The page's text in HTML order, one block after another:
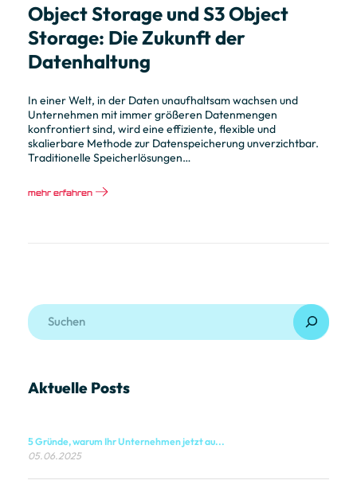
Object Storage und S3 Object
Storage: Die Zukunft der
Datenhaltung
In einer Welt, in der Daten unaufhaltsam wachsen und
Unternehmen mit immer größeren Datenmengen
konfrontiert sind, wird eine effiziente, flexible und
skalierbare Methode zur Datenspeicherung unverzichtbar.
Traditionelle Speicherlösungen…
mehr erfahren
Aktuelle Posts
5 Gründe, warum Ihr Unternehmen jetzt au...
05.06.2025